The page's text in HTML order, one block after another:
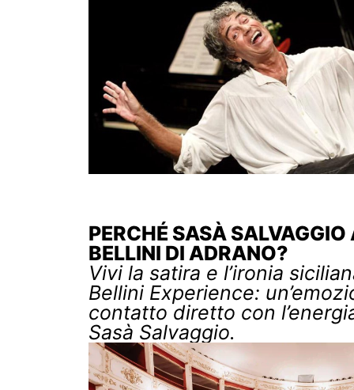
PERCHÉ SASÀ
BELLINI DI ADRANO?
Vivi la satira e l’ironia
Bellini Experience:
contatto diretto con
Sasà Salvaggio.